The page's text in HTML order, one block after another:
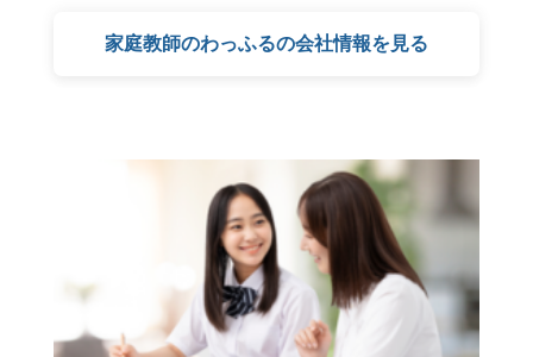
家庭教師のわっふるの会社情報を見る